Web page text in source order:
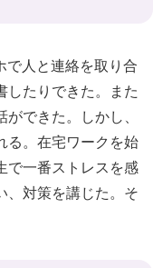
人と連絡を取り合
したりできた。また
できた。しかし、
る。在宅ワークを始
で一番ストレスを感
、対策を講じた。そ